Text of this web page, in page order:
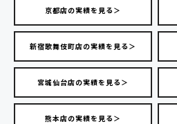
京都店の実績を見る＞
新宿歌舞伎町店の実績を見る＞
宮城仙台店の実績を見る＞
熊本店の実績を見る＞